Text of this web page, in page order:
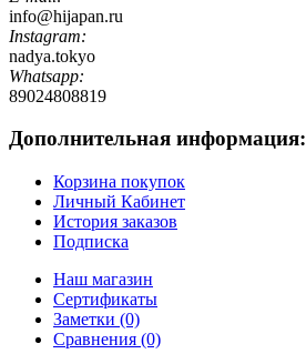
info@hijapan.ru
Instagram:
nadya.tokyo
Whatsapp:
89024808819
Дополнительная информация:
Корзина покупок
Личный Кабинет
История заказов
Подписка
Наш магазин
Сертификаты
Заметки (0)
Сравнения (0)